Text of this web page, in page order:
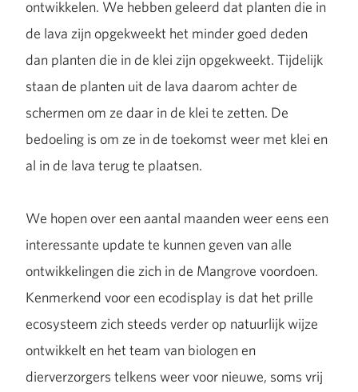
ontwikkelen. We hebben geleerd dat planten die in
de lava zijn opgekweekt het minder goed deden
dan planten die in de klei zijn opgekweekt. Tijdelijk
staan de planten uit de lava daarom achter de
schermen om ze daar in de klei te zetten. De
bedoeling is om ze in de toekomst weer met klei en
al in de lava terug te plaatsen.
We hopen over een aantal maanden weer eens een
interessante update te kunnen geven van alle
ontwikkelingen die zich in de Mangrove voordoen.
Kenmerkend voor een ecodisplay is dat het prille
ecosysteem zich steeds verder op natuurlijk wijze
ontwikkelt en het team van biologen en
dierverzorgers telkens weer voor nieuwe, soms vrij